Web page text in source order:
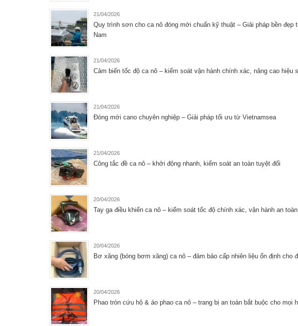
21/04/2026
Quy trình sơn cho ca nô đóng mới chuẩn kỹ thuật – Giải pháp bền
Nam
21/04/2026
Cảm biến tốc độ ca nô – kiểm soát vận hành chính xác, nâng cao hiệu
21/04/2026
Đóng mới cano chuyên nghiệp – Giải pháp tối ưu từ Vietnamsea
21/04/2026
Công tắc đề ca nô – khởi động nhanh, kiểm soát an toàn tuyệt đối
20/04/2026
Tay ga điều khiển ca nô – kiểm soát tốc độ chính xác, vận hành an toàn
20/04/2026
Bơ xăng (bóng bơm xăng) ca nô – đảm bảo cấp nhiên liệu ổn định cho
20/04/2026
Phao tròn cứu hộ & áo phao ca nô – trang bị an toàn bắt buộc cho mọi